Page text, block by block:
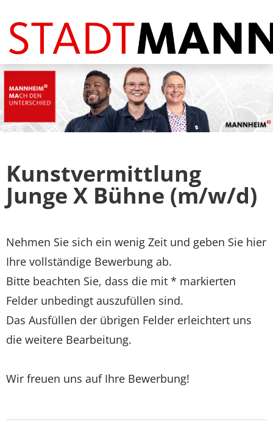
Stellenangebote
Kunstvermittlung
Junge X Bühne (m/w/d)
Nehmen Sie sich ein wenig Zeit und geben Sie hier
Ihre vollständige Bewerbung ab.
Bitte beachten Sie, dass die mit * markierten
Felder unbedingt auszufüllen sind.
Das Ausfüllen der übrigen Felder erleichtert uns
die weitere Bearbeitung.
Wir freuen uns auf Ihre Bewerbung!